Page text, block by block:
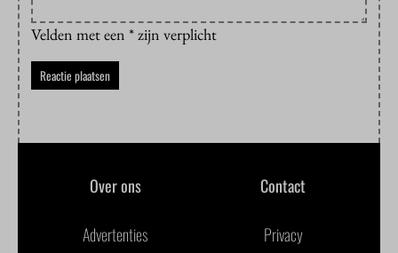
Velden met een * zijn verplicht
Over ons Contact
Advertenties Privacy